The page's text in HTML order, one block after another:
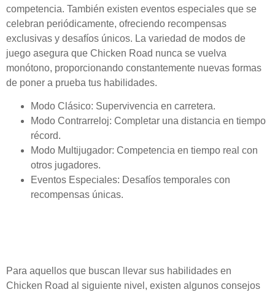
competencia. También existen eventos especiales que se
celebran periódicamente, ofreciendo recompensas
exclusivas y desafíos únicos. La variedad de modos de
juego asegura que Chicken Road nunca se vuelva
monótono, proporcionando constantemente nuevas formas
de poner a prueba tus habilidades.
Modo Clásico: Supervivencia en carretera.
Modo Contrarreloj: Completar una distancia en tiempo
récord.
Modo Multijugador: Competencia en tiempo real con
otros jugadores.
Eventos Especiales: Desafíos temporales con
recompensas únicas.
Para aquellos que buscan llevar sus habilidades en
Chicken Road al siguiente nivel, existen algunos consejos